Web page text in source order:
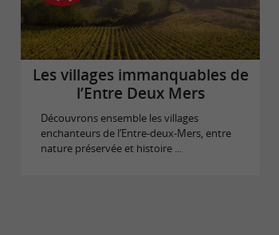
Les villages immanquables de
l’Entre Deux Mers
Découvrons ensemble les villages
enchanteurs de l’Entre-deux-Mers, entre
nature préservée et histoire ...